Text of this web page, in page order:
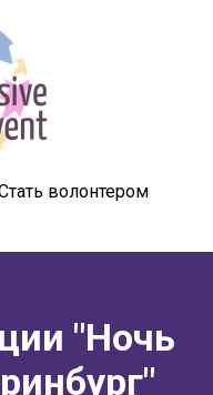
волонтером
"Ночь